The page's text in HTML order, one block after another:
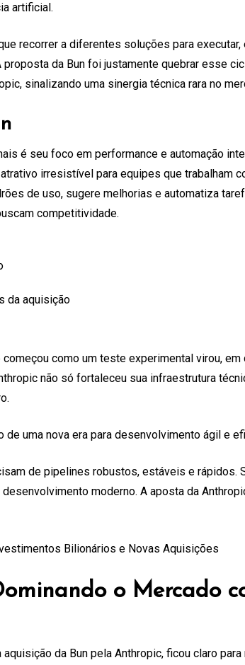
artificial.
recorrer a diferentes soluções para
da Bun foi justamente quebrar esse
sinalizando uma sinergia técnica rara no
é seu foco em performance e automação
irresistível para equipes que trabalham
de uso, sugere melhorias e automatiza
competitividade.
da aquisição
como um teste experimental virou,
não só fortaleceu sua infraestrutura
de uma nova era para desenvolvimento ágil e
de pipelines robustos, estáveis e
moderno. A aposta da
o Mercado
da Bun pela Anthropic, ficou claro